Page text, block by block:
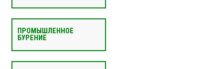
ПРОМЫШЛЕННОЕ
БУРЕНИЕ